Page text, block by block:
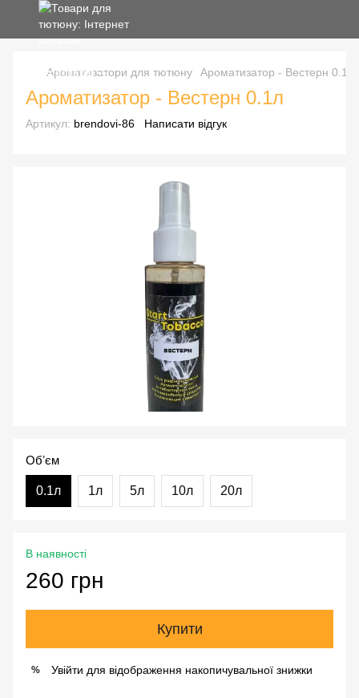
Ароматизатори для тютюну Ароматизатор - Вестерн 0.1л
Ароматизатор - Вестерн 0.1л
Артикул: brendovi-86 Написати відгук
Обʼєм
0.1л 1л 5л 10л 20л
В наявності
260 грн
Купити
% Увійти для відображення накопичувальної знижки